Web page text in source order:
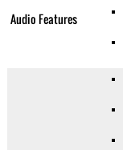
Audio Features